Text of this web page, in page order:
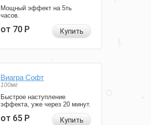
Мощный эффект на 5ть
часов.
от 70Р Купить
Виагра Софт
100мг
Быстрое наступление
эффекта, уже через 20 минут.
от 65Р Купить